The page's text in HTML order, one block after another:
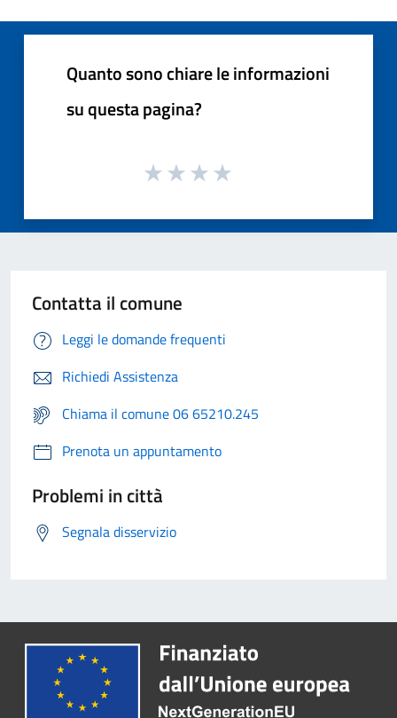
Quanto sono chiare le informazioni
su questa pagina?
Contatta il comune
Leggi le domande frequenti
Richiedi Assistenza
Chiama il comune 06 65210.245
Prenota un appuntamento
Problemi in città
Segnala disservizio